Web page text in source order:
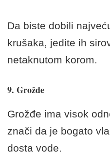
Da biste dobili
krušaka, jedite ih
netaknutom korom.
9. Grožđe
Grožđe ima visok
znači da je bogato
dosta vode.